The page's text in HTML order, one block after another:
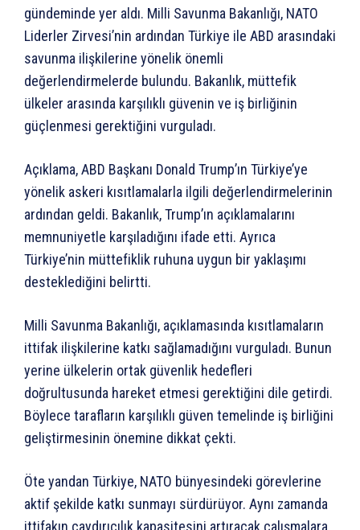
gündeminde yer aldı. Milli Savunma Bakanlığı, NATO
Liderler Zirvesi’nin ardından Türkiye ile ABD arasındaki
savunma ilişkilerine yönelik önemli
değerlendirmelerde bulundu. Bakanlık, müttefik
ülkeler arasında karşılıklı güvenin ve iş birliğinin
güçlenmesi gerektiğini vurguladı.
Açıklama, ABD Başkanı Donald Trump’ın Türkiye’ye
yönelik askeri kısıtlamalarla ilgili değerlendirmelerinin
ardından geldi. Bakanlık, Trump’ın açıklamalarını
memnuniyetle karşıladığını ifade etti. Ayrıca
Türkiye’nin müttefiklik ruhuna uygun bir yaklaşımı
desteklediğini belirtti.
Milli Savunma Bakanlığı, açıklamasında kısıtlamaların
ittifak ilişkilerine katkı sağlamadığını vurguladı. Bunun
yerine ülkelerin ortak güvenlik hedefleri
doğrultusunda hareket etmesi gerektiğini dile getirdi.
Böylece tarafların karşılıklı güven temelinde iş birliğini
geliştirmesinin önemine dikkat çekti.
Öte yandan Türkiye, NATO bünyesindeki görevlerine
aktif şekilde katkı sunmayı sürdürüyor. Aynı zamanda
ittifakın caydırıcılık kapasitesini artıracak çalışmalara